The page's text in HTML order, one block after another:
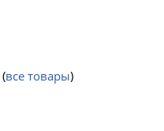
(все товары)